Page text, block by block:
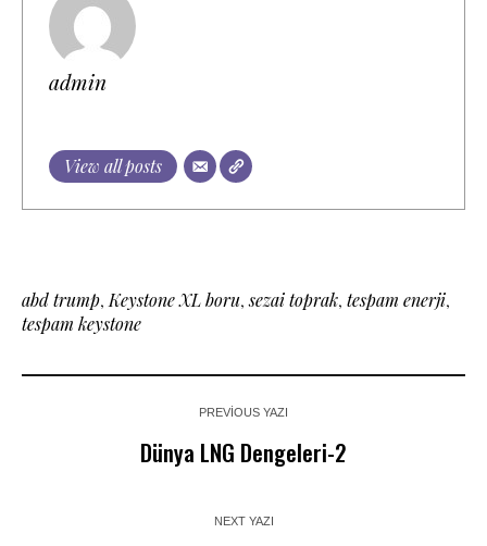
admin
View all posts
abd trump, Keystone XL boru,sezai toprak, tespam enerji,
tespam keystone
PREVIOUS YAZI
Dünya LNG Dengeleri-2
NEXT YAZI